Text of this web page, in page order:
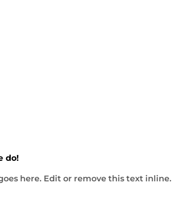
do!
here. Edit or remove this text inline.
was das Dart-Herz begehrt.